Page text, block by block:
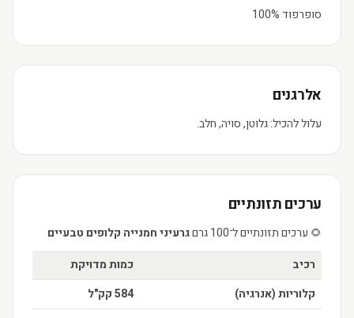
סופרפוד 100%
אלרגנים
עלול להכיל: גלוטן, סויה, חלב.
ערכים תזונתיים
🌻 ערכים תזונתיים ל־100 גרם
גרעיני חמנייה קלופים טבעיים
רכיב
כמות מדויקת
קלוריות (אנרגיה)
584 קק"ל